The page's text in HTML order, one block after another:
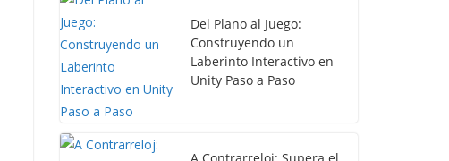
Del Plano al Juego:
Construyendo un
Laberinto Interactivo en
Unity Paso a Paso
A Contrarreloj: Supera el